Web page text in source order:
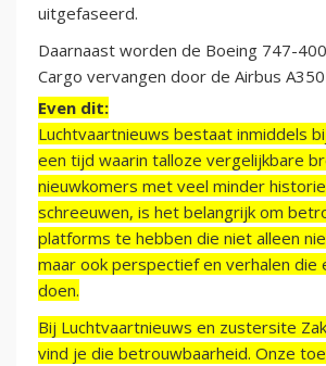
uitgefaseerd.
Daarnaast worden de Boeing 747-
Cargo vervangen door de Airbus
Even dit:
Luchtvaartnieuws bestaat inmiddels
een tijd waarin talloze vergelijkbare
nieuwkomers met veel minder
schreeuwen, is het belangrijk om
platforms te hebben die niet alleen
maar ook perspectief en verhalen die
doen.
Bij Luchtvaartnieuws en zustersite
vind je die betrouwbaarheid. Onze